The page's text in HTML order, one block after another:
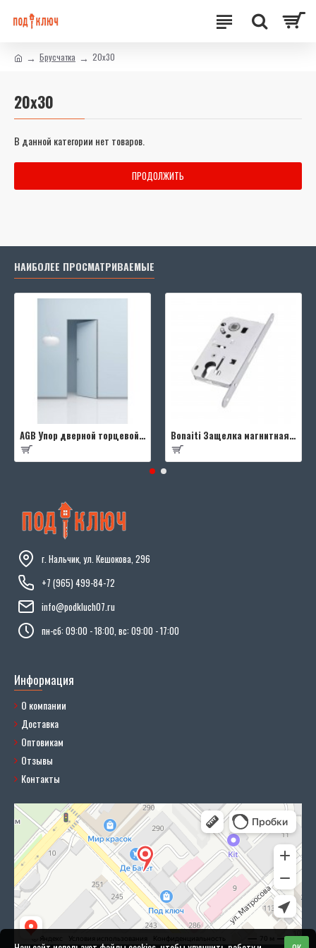
Брусчатка 20х30
20х30
В данной категории нет товаров.
ПРОДОЛЖИТЬ
НАИБОЛЕЕ ПРОСМАТРИВАЕМЫЕ
AGB Упор дверной торцевой D003201593 (черный) Bonaiti Защелка магнитная B-FOURTY MATT CROME под цилиндр с отв.планкой 190 мм, матовый хром
г. Нальчик, ул. Кешокова, 296
+7 (965) 499-84-72
info@podkluch07.ru
пн-сб: 09:00 - 18:00, вс: 09:00 - 17:00
Информация
О компании
Доставка
Оптовикам
Отзывы
Контакты